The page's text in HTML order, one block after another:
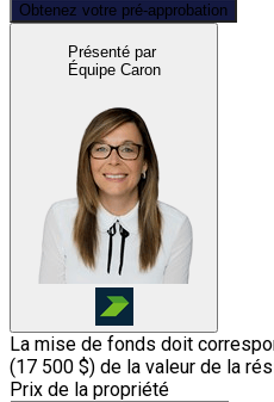
Obtenez votre pré-approbation
Présenté par
Équipe Caron
La mise de fonds doit
(17 500 $) de la valeur de la
Prix de la propriété